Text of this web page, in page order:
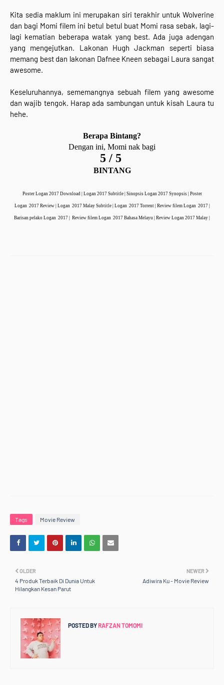
Kita sedia maklum ini merupakan siri terakhir untuk Wolverine
dan bagi Momi filem ini betul betul buat Momi rasa sebak, lagi-
lagi kematian beberapa watak yang best. Ada juga adengan
yang mengejutkan. Lakonan Hugh Jackman seperti biasa
memang best dan lakonan Dafnee Kneen sebagai Laura sangat
awesome.
Keseluruhannya, sememangnya sebuah filem yang awesome
dan wajib tengok. Harap ada sambungan untuk kisah Laura tu
hehe.
Berapa Bintang?
Dengan ini, Momi nak bagi
5 / 5
BINTANG
Poster Logan 2017 Download | Logan 2017 Subtitle | Sinopsis Logan 2017 Synopsis | Poster
Logan 2017 Review | Logan 2017 Malay Subtitle | Logan 2017 Torrent | Review filem Logan 2017 |
Barisan pelako Logan 2017 | Review filem Logan 2017 Bahasa Melayu | Review Logan 2017 Malay |
Tags Movie Review
NEWER
Adiwira Ku - Movie Review
OLDER
4 Produk Terbaik Di Dunia Untuk
Hilangkan Kesan Parut
POSTED BYRAFZAN TOMOMI